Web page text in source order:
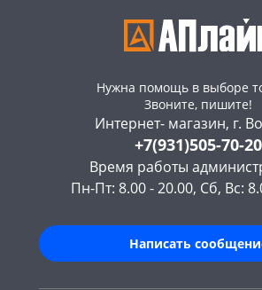
Нужна помощь в выборе
Звоните, пишите!
Интернет- магазин, г.
+7(931)505-70-20
Время работы
Пн-Пт: 8.00 - 20.00, Сб, Вс:
Написать